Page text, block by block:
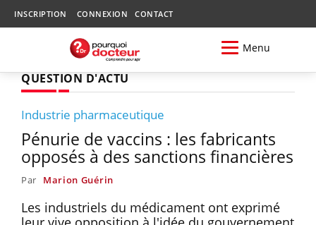
INSCRIPTION CONNEXION CONTACT
Menu
QUESTION D'ACTU
Industrie pharmaceutique
Pénurie de vaccins : les fabricants
opposés à des sanctions financières
Par Marion Guérin
Les industriels du médicament ont exprimé